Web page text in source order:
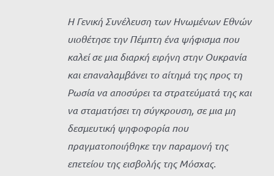
Η Γενική Συνέλευση των Ηνωμένων Εθνών
υιοθέτησε την Πέμπτη ένα ψήφισμα που
καλεί σε μια διαρκή ειρήνη στην Ουκρανία
και επαναλαμβάνει το αίτημά της προς τη
Ρωσία να αποσύρει τα στρατεύματά της και
να σταματήσει τη σύγκρουση, σε μια μη
δεσμευτική ψηφοφορία που
πραγματοποιήθηκε την παραμονή της
επετείου της εισβολής της Μόσχας.